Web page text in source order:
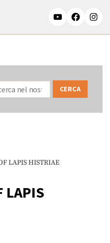
LAPIS HISTRIAE
LAPIS